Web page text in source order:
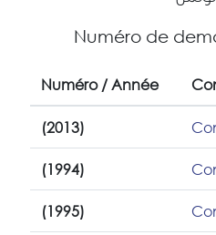
Numéro de
Numéro / Année
(2013)
(1994)
(1995)